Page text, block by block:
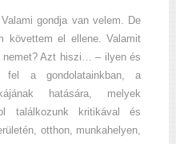
gondja van velem. De
követtem el ellene. Valamit
nemet? Azt hiszi… – ilyen és
fel a gondolatainkban, a
hatására, melyek
találkozunk kritikával és
otthon, munkahelyen,